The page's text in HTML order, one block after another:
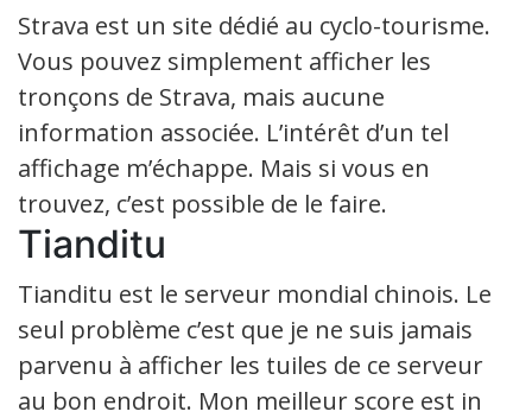
Strava est un site dédié au cyclo-tourisme.
Vous pouvez simplement afficher les
tronçons de Strava, mais aucune
information associée. L’intérêt d’un tel
affichage m’échappe. Mais si vous en
trouvez, c’est possible de le faire.
Tianditu
Tianditu est le serveur mondial chinois. Le
seul problème c’est que je ne suis jamais
parvenu à afficher les tuiles de ce serveur
au bon endroit. Mon meilleur score est in